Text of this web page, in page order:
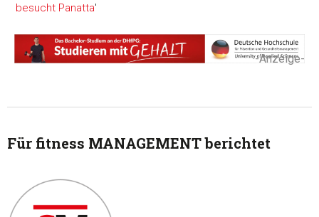
besucht Panatta'
-Anzeige-
Für fitness MANAGEMENT berichtet